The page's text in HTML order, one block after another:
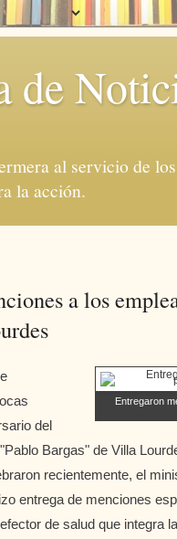
de
al servicio de
la acción.
a los
Entregaron
del
Bargas" de Villa
recientemente, el
entrega de menciones
de salud que integra